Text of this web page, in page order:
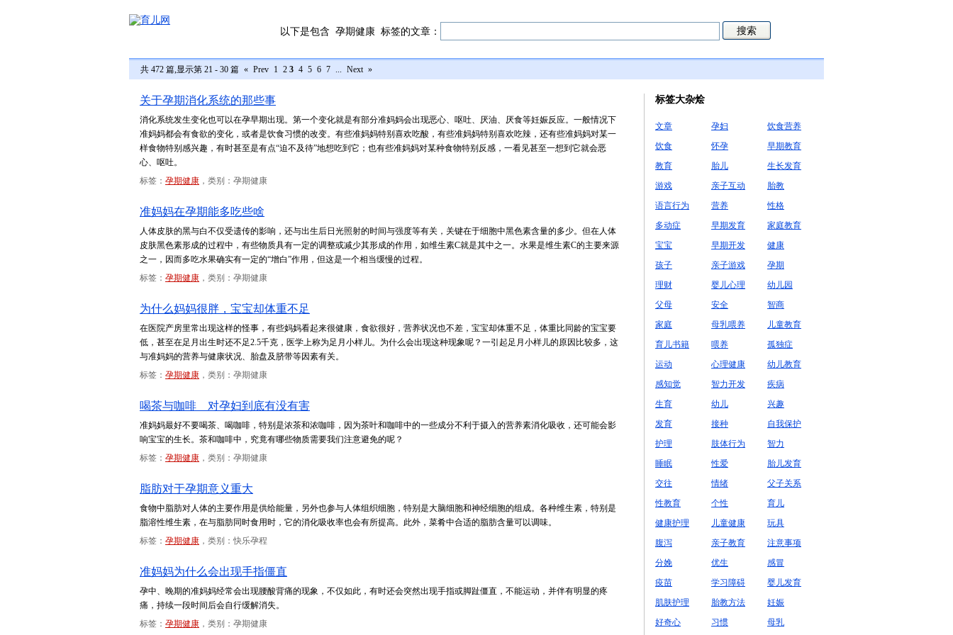
以下是包含 孕期健康 标签的文章：
共 472 篇,显示第 21 - 30 篇 « Prev 1 2 3 4 5 6 7 ... Next »
关于孕期消化系统的那些事
消化系统发生变化也可以在孕早期出现。第一个变化就是有部分准妈妈会出现恶心、呕吐、厌油、厌食等妊娠反应。一般情况下
准妈妈都会有食欲的变化，或者是饮食习惯的改变。有些准妈妈特别喜欢吃酸，有些准妈妈特别喜欢吃辣，还有些准妈妈对某一
样食物特别感兴趣，有时甚至是有点“迫不及待”地想吃到它；也有些准妈妈对某种食物特别反感，一看见甚至一想到它就会恶
心、呕吐。
标签： 孕期健康 ，类别：孕期健康
准妈妈在孕期能多吃些啥
人体皮肤的黑与白不仅受遗传的影响，还与出生后日光照射的时间与强度等有关，关键在于细胞中黑色素含量的多少。但在人体
皮肤黑色素形成的过程中，有些物质具有一定的调整或减少其形成的作用，如维生素C就是其中之一。水果是维生素C的主要来源
之一，因而多吃水果确实有一定的“增白”作用，但这是一个相当缓慢的过程。
标签： 孕期健康 ，类别：孕期健康
为什么妈妈很胖，宝宝却体重不足
在医院产房里常出现这样的怪事，有些妈妈看起来很健康，食欲很好，营养状况也不差，宝宝却体重不足，体重比同龄的宝宝要
低，甚至在足月出生时还不足2.5千克，医学上称为足月小样儿。为什么会出现这种现象呢？一引起足月小样儿的原因比较多，这
与准妈妈的营养与健康状况、胎盘及脐带等因素有关。
标签： 孕期健康 ，类别：孕期健康
喝茶与咖啡 对孕妇到底有没有害
准妈妈最好不要喝茶、喝咖啡，特别是浓茶和浓咖啡，因为茶叶和咖啡中的一些成分不利于摄入的营养素消化吸收，还可能会影
响宝宝的生长。茶和咖啡中，究竟有哪些物质需要我们注意避免的呢？
标签： 孕期健康 ，类别：孕期健康
脂肪对于孕期意义重大
食物中脂肪对人体的主要作用是供给能量，另外也参与人体组织细胞，特别是大脑细胞和神经细胞的组成。各种维生素，特别是
脂溶性维生素，在与脂肪同时食用时，它的消化吸收率也会有所提高。此外，菜肴中合适的脂肪含量可以调味。
标签： 孕期健康 ，类别：快乐孕程
准妈妈为什么会出现手指僵直
孕中、晚期的准妈妈经常会出现腰酸背痛的现象，不仅如此，有时还会突然出现手指或脚趾僵直，不能运动，并伴有明显的疼
痛，持续一段时间后会自行缓解消失。
标签： 孕期健康 ，类别：孕期健康
标签大杂烩
文章 孕妇
饮食营养
饮食
怀孕
早期教育
教育
胎儿
生长发育
游戏
亲子互动
胎教
语言行为
营养
性格
多动症
早期发育
家庭教育
宝宝
早期开发
健康
孩子
亲子游戏
孕期
理财
婴儿心理
幼儿园
父母
安全
智商
家庭
母乳喂养
儿童教育
育儿书籍
喂养
孤独症
运动
心理健康
幼儿教育
感知觉
智力开发
疾病
生育
幼儿
兴趣
发育
接种
自我保护
护理
肢体行为
智力
睡眠
性爱
胎儿发育
交往
情绪
父子关系
性教育
个性
育儿
健康护理
儿童健康
玩具
腹泻
亲子教育
注意事项
分娩
优生
感冒
疫苗
学习障碍
婴儿发育
肌肤护理
胎教方法
妊娠
好奇心
习惯
母乳